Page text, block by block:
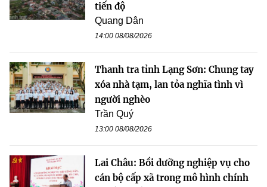
tiến độ
Quang Dân
14:00 08/08/2026
Thanh tra tỉnh Lạng Sơn: Chung tay
xóa nhà tạm, lan tỏa nghĩa tình vì
người nghèo
Trần Quý
13:00 08/08/2026
Lai Châu: Bồi dưỡng nghiệp vụ cho
cán bộ cấp xã trong mô hình chính